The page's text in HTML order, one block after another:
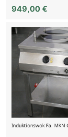
949,00 €
Induktionswok Fa. MKN